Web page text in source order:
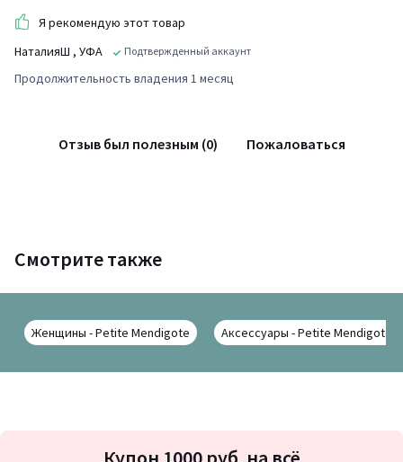
Я рекомендую этот товар
НаталияШ , УФА Подтвержденный аккаунт
Продолжительность владения 1 месяц
Отзыв был полезным (0) Пожаловаться
Смотрите также
Женщины - Petite Mendigote Аксессуары - Petite Mendigote